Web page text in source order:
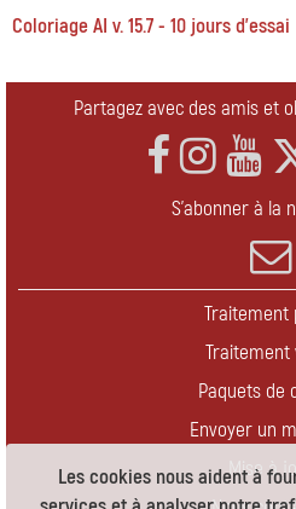
Les cookies nous aident à
Coloriage AI v. 15.7 - 10 jours d'essai
Partagez avec des amis et
S'abonner à la
Traitement
Traitement
Paquets de
Envoyer un
Mise à